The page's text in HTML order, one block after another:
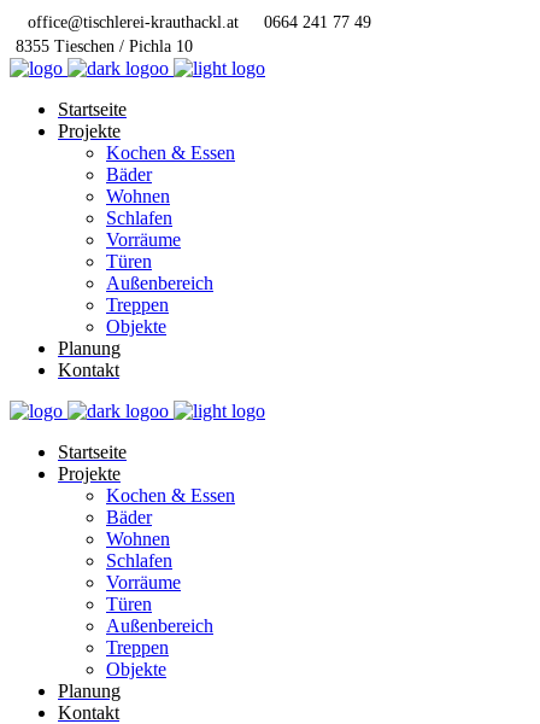
office@tischlerei-krauthackl.at
0664 241 77 49
8355 Tieschen / Pichla 10
Startseite
Projekte
Kochen & Essen
Bäder
Wohnen
Schlafen
Vorräume
Türen
Außenbereich
Treppen
Objekte
Planung
Kontakt
Startseite
Projekte
Kochen & Essen
Bäder
Wohnen
Schlafen
Vorräume
Türen
Außenbereich
Treppen
Objekte
Planung
Kontakt